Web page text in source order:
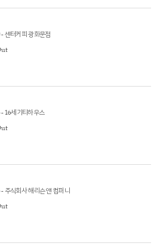
센터커피 광화문점
16세기티하우스
주식회사 해리슨 앤 컴퍼니